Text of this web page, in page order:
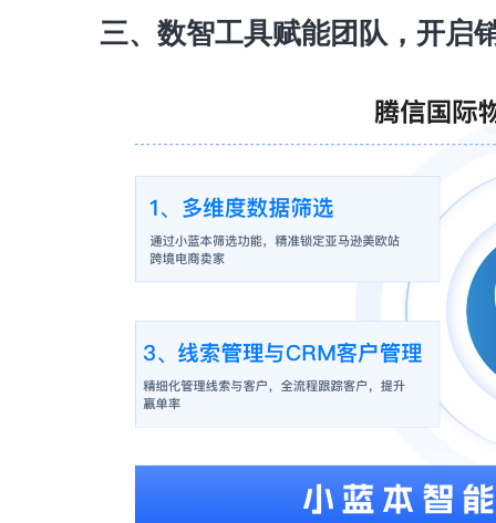
三、数智工具赋能团队，开启